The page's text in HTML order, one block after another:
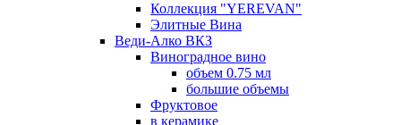
Коллекция "YEREVAN"
Элитные Вина
Веди-Алко ВКЗ
Виноградное вино
объем 0.75 мл
большие объемы
Фруктовое
в керамике